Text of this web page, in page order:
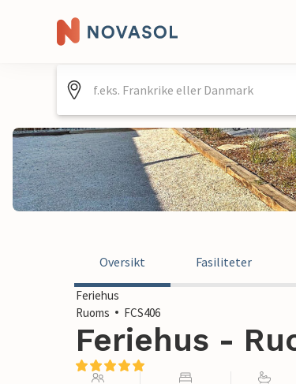
Oversikt Fasiliteter
Feriehus
Ruoms
FCS406
Feriehus -